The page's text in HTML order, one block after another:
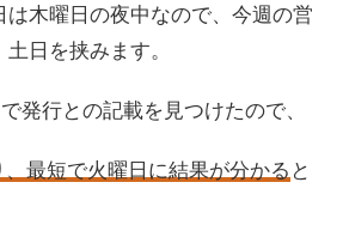
は木曜日の夜中なので、今週の営
日を挟みます。
発行との記載を見つけたので、
最短で火曜日に結果が分かる と